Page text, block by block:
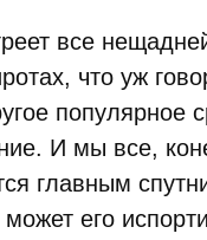
все
что уж
популярное
И мы все,
главным
его